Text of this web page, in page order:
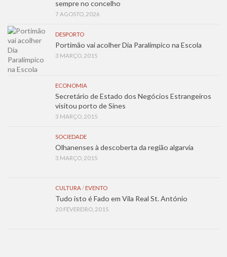
sempre no concelho
7 AGOSTO, 2026
DESPORTO
Portimão vai acolher Dia Paralímpico na Escola
3 MARÇO, 2015
ECONOMIA
Secretário de Estado dos Negócios Estrangeiros
visitou porto de Sines
3 MARÇO, 2015
SOCIEDADE
Olhanenses à descoberta da região algarvia
3 MARÇO, 2015
CULTURA/ EVENTO
Tudo isto é Fado em Vila Real St. António
20 FEVEREIRO, 2015